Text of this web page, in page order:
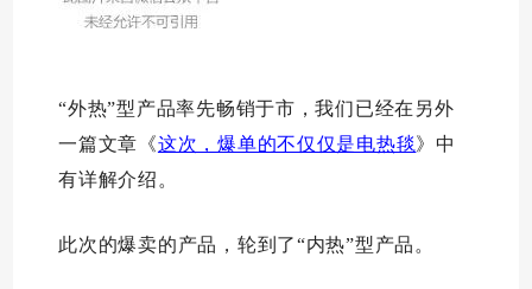
“外热”型产品率先畅销于市，我们已经在另外
一篇文章《这次，爆单的不仅仅是电热毯》中
有详解介绍。
此次的爆卖的产品，轮到了“内热”型产品。